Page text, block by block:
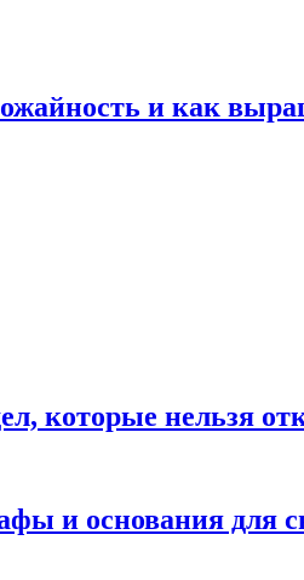
и как
которые нельзя
и основания для